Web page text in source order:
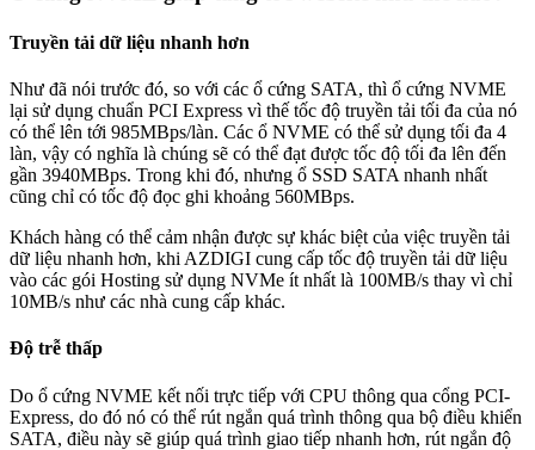
Truyền tải dữ liệu nhanh hơn
Như đã nói trước đó, so với các ổ cứng SATA, thì ổ cứng NVME
lại sử dụng chuẩn PCI Express vì thế tốc độ truyền tải tối đa của nó
có thể lên tới 985MBps/làn. Các ổ NVME có thể sử dụng tối đa 4
làn, vậy có nghĩa là chúng sẽ có thể đạt được tốc độ tối đa lên đến
gần 3940MBps. Trong khi đó, nhưng ổ SSD SATA nhanh nhất
cũng chỉ có tốc độ đọc ghi khoảng 560MBps.
Khách hàng có thể cảm nhận được sự khác biệt của việc truyền tải
dữ liệu nhanh hơn, khi AZDIGI cung cấp tốc độ truyền tải dữ liệu
vào các gói Hosting sử dụng NVMe ít nhất là 100MB/s thay vì chỉ
10MB/s như các nhà cung cấp khác.
Độ trễ thấp
Do ổ cứng NVME kết nối trực tiếp với CPU thông qua cổng PCI-
Express, do đó nó có thể rút ngắn quá trình thông qua bộ điều khiển
SATA, điều này sẽ giúp quá trình giao tiếp nhanh hơn, rút ngắn độ